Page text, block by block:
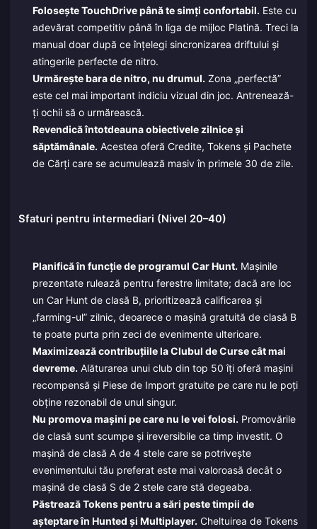
Folosește TouchDrive până te simți confortabil. Este cu
adevărat competitiv până în liga de mijloc Platină. Treci la
manual doar după ce înțelegi sincronizarea driftului și
atingerile perfecte de nitro.
Urmărește bara de nitro, nu drumul. Zona „perfectă”
este cel mai important indiciu vizual din joc. Antrenează-
ți ochii să o urmărească.
Revendică întotdeauna obiectivele zilnice și
săptămânale. Acestea oferă Credite, Tokens și Pachete
de Cărți care se acumulează masiv în primele 30 de zile.
Sfaturi pentru intermediari (Nivel 20–40)
Planifică în funcție de programul Car Hunt. Mașinile
prezentate rulează pentru ferestre limitate; dacă are loc
un Car Hunt de clasă B, prioritizează calificarea și
„farming-ul” zilnic, deoarece o mașină gratuită de clasă B
te poate purta prin zeci de evenimente ulterioare.
Maximizează contribuțiile la Clubul de Curse cât mai
devreme. Alăturarea unui club din top 50 îți oferă mașini
recompensă și Piese de Import gratuite pe care nu le poți
obține rezonabil de unul singur.
Nu promova mașini pe care nu le vei folosi. Promovările
de clasă sunt scumpe și ireversibile ca timp investit. O
mașină de clasă A de 4 stele care se potrivește
evenimentului tău preferat este mai valoroasă decât o
mașină de clasă S de 2 stele care stă degeaba.
Păstrează Tokens pentru a sări peste timpii de
așteptare în Hunted și Multiplayer. Cheltuirea de Tokens